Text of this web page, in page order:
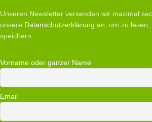
Unseren Newsletter versenden wir maximal
unsere Datenschutzerklärung an, um zu lesen,
speichern.
Vorname oder ganzer Name
Email